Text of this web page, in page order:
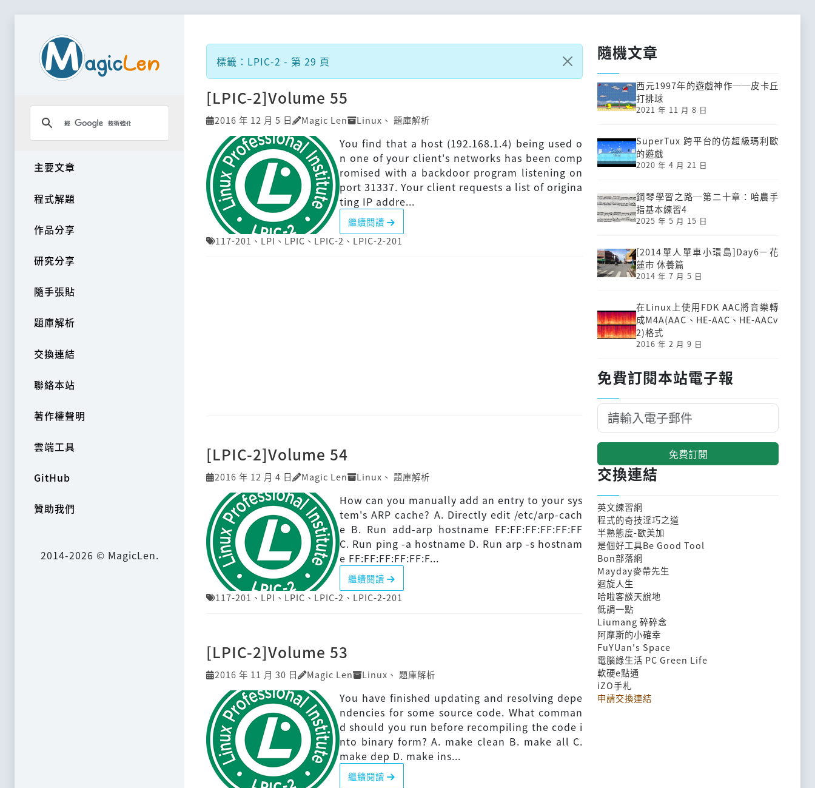
主要文章
程式解題
作品分享
研究分享
隨手張貼
題庫解析
交換連結
聯絡本站
著作權聲明
雲端工具
GitHub
贊助我們
2014-2026 © MagicLen.
標籤：LPIC-2 - 第 29 頁
[LPIC-2]Volume 55
2016 年 12 月 5 日 Magic Len Linux 、 題庫解析
You find that a host (192.168.1.4) being used o
n one of your client's networks has been comp
romised with a backdoor program listening on
port 31337. Your client requests a list of origina
ting IP addre...
繼續閱讀
117-201 、 LPI 、 LPIC 、 LPIC-2 、 LPIC-2-201
[LPIC-2]Volume 54
2016 年 12 月 4 日 Magic Len Linux 、 題庫解析
How can you manually add an entry to your sys
tem's ARP cache? A. Directly edit /etc/arp-cach
e B. Run add-arp hostname FF:FF:FF:FF:FF:FF
C. Run ping -a hostname D. Run arp -s hostnam
e FF:FF:FF:FF:FF:F...
繼續閱讀
117-201 、 LPI 、 LPIC 、 LPIC-2 、 LPIC-2-201
[LPIC-2]Volume 53
2016 年 11 月 30 日 Magic Len Linux 、 題庫解析
You have finished updating and resolving depe
ndencies for some source code. What comman
d should you run before recompiling the code i
nto binary form? A. make clean B. make all C.
make dep D. make ins...
繼續閱讀
隨機文章
西元1997年的遊戲神作──皮卡丘
打排球
2021 年 11 月 8 日
SuperTux 跨平台的仿超級瑪利歐
的遊戲
2020 年 4 月 21 日
鋼琴學習之路─第二十章：哈農手
指基本練習4
2025 年 5 月 15 日
[2014單人單車小環島]Day6－花
蓮市 休養篇
2014 年 7 月 5 日
在Linux上使用FDK AAC將音樂轉
成M4A(AAC、HE-AAC、HE-AACv
2)格式
2016 年 2 月 9 日
免費訂閱本站電子報
免費訂閱
交換連結
英文練習網
程式的奇技淫巧之道
半熟態度-歐美加
是個好工具Be Good Tool
Bon部落網
Mayday麥帶先生
迴旋人生
哈啦客談天說地
低調一點
Liumang 碎碎念
阿摩斯的小確幸
FuYUan's Space
電腦綠生活 PC Green Life
軟硬e點通
iZO手札
申請交換連結